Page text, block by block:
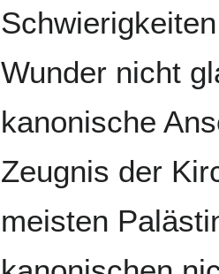
Wunder nicht
kanonische
Zeugnis der
meisten